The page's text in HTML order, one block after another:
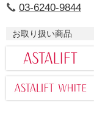
03-6240-9844
お取り扱い商品